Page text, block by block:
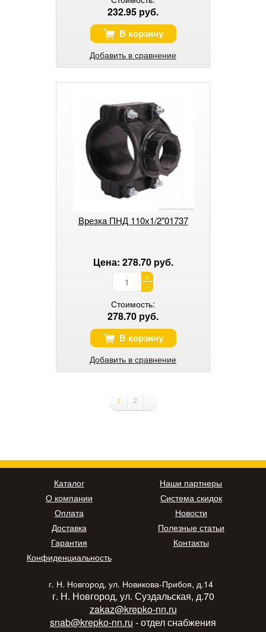
232.95 руб.
В корзину
Добавить в сравнение
Врезка ПНД 110х1/2"01737
Цена: 278.70 руб.
+
-
Стоимость:
278.70 руб.
В корзину
Добавить в сравнение
1 2
Каталог
О компании
Оплата
Доставка
Гарантия
Конфиденциальность
Наши партнеры
Система скидок
Новости
Полезные статьи
Контакты
г. Н. Новгород, ул. Новикова-Прибоя, д.14
г. Н. Новгород, ул. Суздальская, д.70
zakaz@krepko-nn.ru
snab@krepko-nn.ru - отдел снабжения